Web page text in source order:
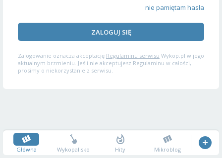
nie pamiętam hasła
ZALOGUJ SIĘ
Zalogowanie oznacza akceptację Regulaminu serwisu Wykop.pl w jego
aktualnym brzmieniu. Jeśli nie akceptujesz Regulaminu w całości,
prosimy o niekorzystanie z serwisu.
Główna Wykopalisko Hity Mikroblog